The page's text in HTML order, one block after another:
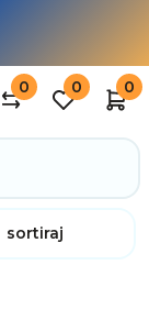
0 0 0
sortiraj